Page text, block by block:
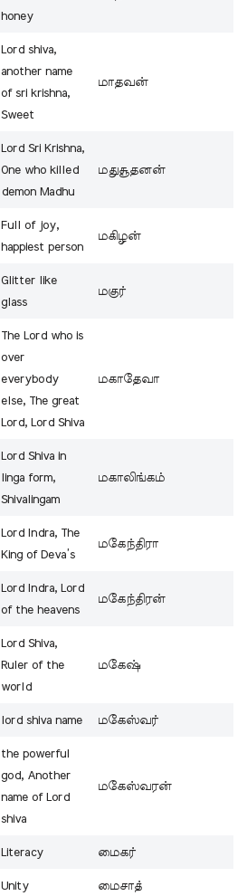
honey
Lord shiva,
another name
of sri krishna,
Sweet
மாதவன்
Lord Sri Krishna,
One who killed
demon Madhu
மதுசூதனன்
Full of joy,
happiest person
மகிழன்
Glitter like
glass
மகுர்
The Lord who is
over
everybody
else, The great
Lord, Lord Shiva
மகாதேவா
Lord Shiva in
linga form,
Shivalingam
மகாலிங்கம்
Lord Indra, The
King of Deva’s
மகேந்திரா
Lord Indra, Lord
of the heavens
மகேந்திரன்
Lord Shiva,
Ruler of the
world
மகேஷ்
lord shiva name மகேஸ்வர்
the powerful
god, Another
name of Lord
shiva
மகேஸ்வரன்
Literacy மைகர்
Unity மைசாத்